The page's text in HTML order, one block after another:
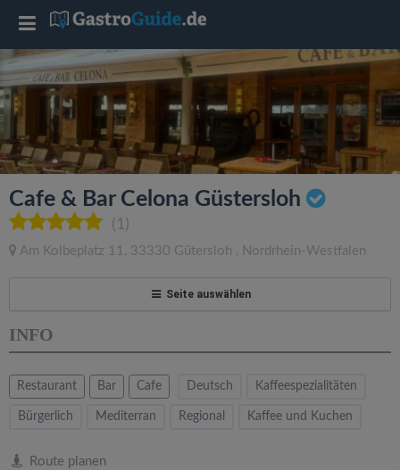
Cafe & Bar Celona Güstersloh
(1)
Am Kolbeplatz 11 , 33330 Gütersloh , Nordrhein-Westfalen
Seite auswählen
INFO
Restaurant Bar Cafe Deutsch Kaffeespezialitäten
Bürgerlich Mediterran Regional Kaffee und Kuchen
Route planen
T
o
g
l
e
a
v